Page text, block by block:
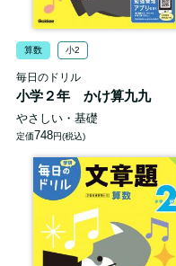
算数 小2
毎日のドリル
小学２年 かけ算九九
やさしい・基礎
定価748円(税込)